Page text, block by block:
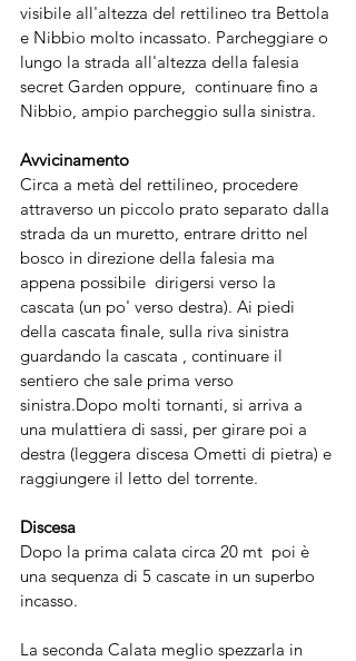
visibile all'altezza del rettilineo tra Bettola
e Nibbio molto incassato. Parcheggiare o
lungo la strada all'altezza della falesia
secret Garden oppure,  continuare fino a
Nibbio, ampio parcheggio sulla sinistra.
Avvicinamento
Circa a metà del rettilineo, procedere
attraverso un piccolo prato separato dalla
strada da un muretto, entrare dritto nel
bosco in direzione della falesia ma
appena possibile  dirigersi verso la
cascata (un po' verso destra). Ai piedi
della cascata finale, sulla riva sinistra
guardando la cascata , continuare il
sentiero che sale prima verso
sinistra.Dopo molti tornanti, si arriva a
una mulattiera di sassi, per girare poi a
destra (leggera discesa Ometti di pietra) e
raggiungere il letto del torrente.
Discesa
Dopo la prima calata circa 20 mt  poi è
una sequenza di 5 cascate in un superbo
incasso.
La seconda Calata meglio spezzarla in